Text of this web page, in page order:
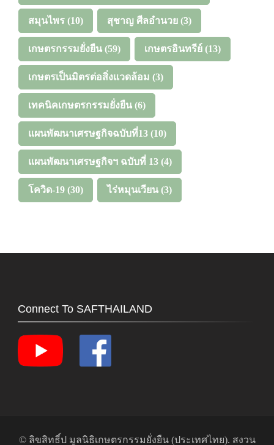
สมุนไพร (10) สุชาญ ศีลอำนวย (3)
เกษตรกรรมยั่งยืน (59) เกษตรอินทรีย์ (13)
เกษตรเป็นมิตรต่อสิ่งแวดล้อม (3)
เทคนิคเกษตรกรรมยั่งยืน (6)
แผนพัฒนาเศรษฐกิจฉบับที่13 (10)
แผนพัฒนาเศรษฐกิจฯ ฉบับที่ 13 (4)
โควิด-19 (30) ไร่หมุนเวียน (3)
Connect To SAFTHAILAND
© ลิขสิทธิ์ป มูลนิธิเกษตรกรรมยั่งยืน (ประเทศไทย). สงวน